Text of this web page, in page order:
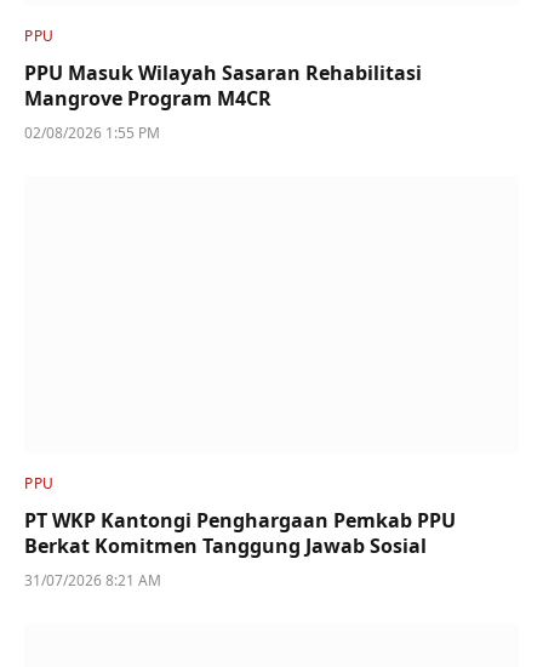
PPU
PPU Masuk Wilayah Sasaran Rehabilitasi
Mangrove Program M4CR
02/08/2026 1:55 PM
PPU
PT WKP Kantongi Penghargaan Pemkab PPU
Berkat Komitmen Tanggung Jawab Sosial
31/07/2026 8:21 AM